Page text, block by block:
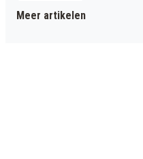
Meer artikelen